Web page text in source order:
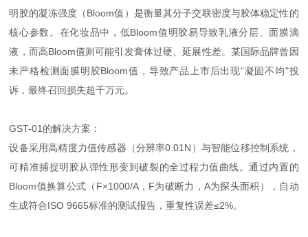
明胶的凝冻强度（Bloom值）是衡量其分子交联密度与胶体稳定性的
核心参数。在化妆品中，低Bloom值明胶易导致乳液分层、面膜滴
液，而高Bloom值则可能引发膏体过硬、延展性差。某国际品牌曾因
未严格检测面膜明胶Bloom值，导致产品上市后出现“凝固不均"投
诉，最终召回损失超千万元。
GST-01的解决方案：
设备采用高精度力值传感器（分辨率0.01N）与智能位移控制系统，
可精准捕捉明胶从弹性形变到破裂的全过程力值曲线。通过内置的
Bloom值换算公式（F×1000/A，F为破断力，A为探头面积），自动
生成符合ISO 9665标准的测试报告，重复性误差≤2%。